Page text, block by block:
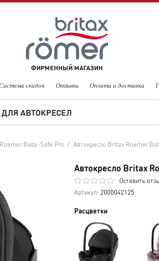
ФИРМЕННЫЙ МАГАЗИН
скидок Отзывы Оплата и доставка
АВТОКРЕСЕЛ
Baby-Safe Pro / Автокресло Britax Roemer
Автокресло Britax
Оставить
Артикул: 2000042125
Расцветки